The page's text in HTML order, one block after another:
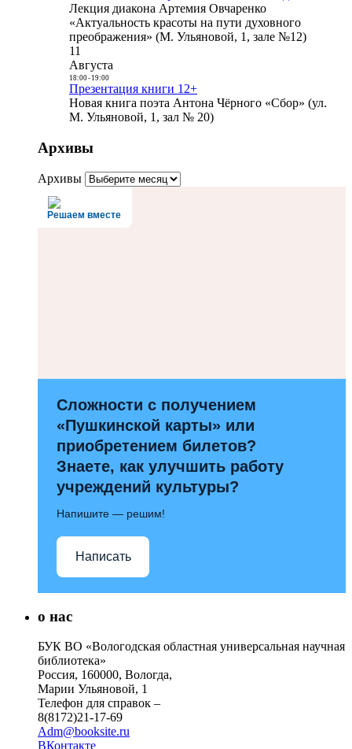
Лекция диакона Артемия Овчаренко
«Актуальность красоты на пути духовного
преображения» (М. Ульяновой, 1, зале №12)
11
Августа
18:00- 19:00
Презентация книги 12+
Новая книга поэта Антона Чёрного «Сбор» (ул.
М. Ульяновой, 1, зал № 20)
Архивы
Архивы
Решаем вместе
Сложности с получением
«Пушкинской карты» или
приобретением билетов?
Знаете, как улучшить работу
учреждений культуры?
Напишите — решим!
Написать
о нас
БУК ВО «Вологодская областная универсальная научная
библиотека»
Россия, 160000, Вологда,
Марии Ульяновой, 1
Телефон для справок –
8(8172)21-17-69
Adm@booksite.ru
ВКонтакте